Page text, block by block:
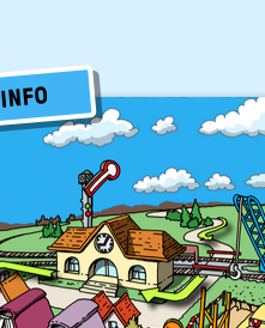
INFO